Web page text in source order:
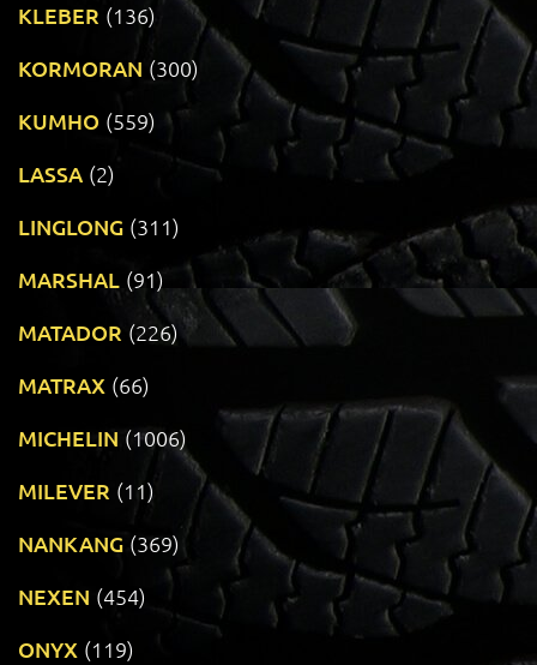
KLEBER (136)
KORMORAN (300)
KUMHO (559)
LASSA (2)
LINGLONG (311)
MARSHAL (91)
MATADOR (226)
MATRAX (66)
MICHELIN (1006)
MILEVER (11)
NANKANG (369)
NEXEN (454)
ONYX (119)